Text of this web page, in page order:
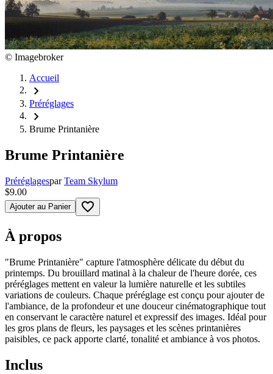
© Imagebroker
Accueil
chevron_right
Préréglages
chevron_right
Brume Printanière
Brume Printanière
Préréglagespar Team Skylum
$9.00
Ajouter au Panier favorite_border
À propos
"Brume Printanière" capture l'atmosphère délicate du début du
printemps. Du brouillard matinal à la chaleur de l'heure dorée, ces
préréglages mettent en valeur la lumière naturelle et les subtiles
variations de couleurs. Chaque préréglage est conçu pour ajouter de
l'ambiance, de la profondeur et une douceur cinématographique tout
en conservant le caractère naturel et expressif des images. Idéal pour
les gros plans de fleurs, les paysages et les scènes printanières
paisibles, ce pack apporte clarté, tonalité et ambiance à vos photos.
Inclus